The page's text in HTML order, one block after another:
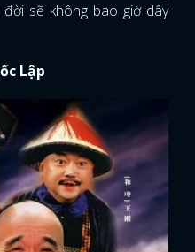
sẽ không bao giờ dây
Lập